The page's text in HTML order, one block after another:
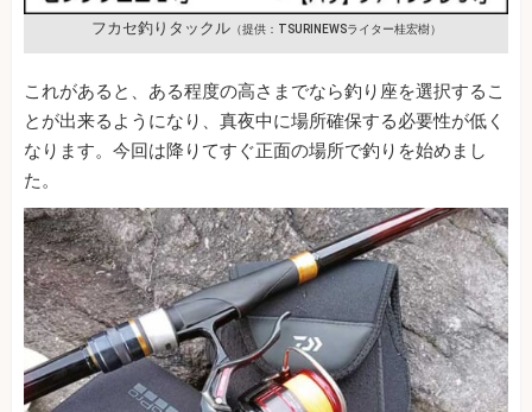
フカセ釣りタックル（提供：TSURINEWSライター桂宏樹）
これがあると、ある程度の高さまでなら釣り座を選択するこ
とが出来るようになり、真夜中に場所確保する必要性が低く
なります。今回は降りてすぐ正面の場所で釣りを始めまし
た。